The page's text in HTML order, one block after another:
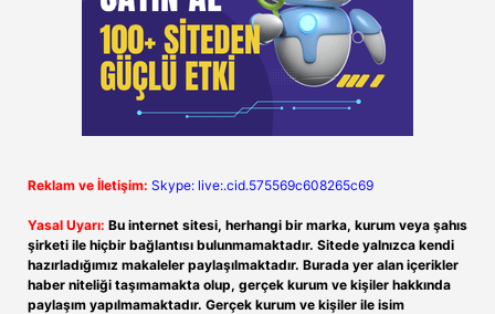
Reklam ve İletişim: Skype: live:.cid.575569c608265c69
Yasal Uyarı: Bu internet sitesi, herhangi bir marka, kurum veya şahıs
şirketi ile hiçbir bağlantısı bulunmamaktadır. Sitede yalnızca kendi
hazırladığımız makaleler paylaşılmaktadır. Burada yer alan içerikler
haber niteliği taşımamakta olup, gerçek kurum ve kişiler hakkında
paylaşım yapılmamaktadır. Gerçek kurum ve kişiler ile isim